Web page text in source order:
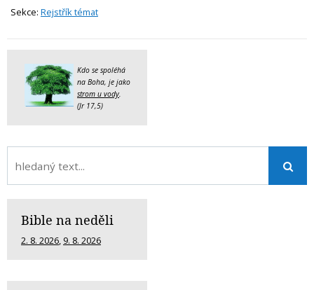
Sekce: Rejstřík témat
Kdo se spoléhá
na Boha, je jako
strom u vody.
(Jr 17,5)
Bible na neděli
2. 8. 2026, 9. 8. 2026